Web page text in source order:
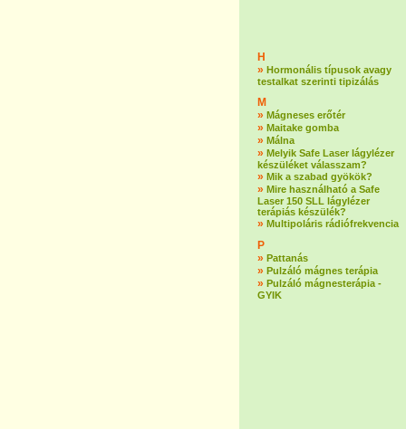
H
» Hormonális típusok avagy
testalkat szerinti tipizálás
M
» Mágneses erőtér
» Maitake gomba
» Málna
» Melyik Safe Laser lágylézer
készüléket válasszam?
» Mik a szabad gyökök?
» Mire használható a Safe
Laser 150 SLL lágylézer
terápiás készülék?
» Multipoláris rádiófrekvencia
P
» Pattanás
» Pulzáló mágnes terápia
» Pulzáló mágnesterápia -
GYIK